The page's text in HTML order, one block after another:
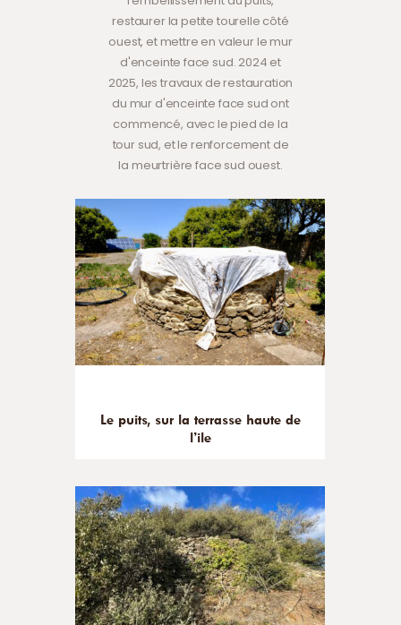
restaurer la petite tourelle côté
ouest, et mettre en valeur le mur
d'enceinte face sud. 2024 et
2025, les travaux de restauration
du mur d'enceinte face sud ont
commencé, avec le pied de la
tour sud, et le renforcement de
la meurtrière face sud ouest.
Le puits, sur la terrasse haute de
l’ile